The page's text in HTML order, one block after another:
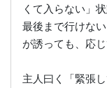
くて入らない」
最後まで行けな
が誘っても、応
主人曰く「緊張